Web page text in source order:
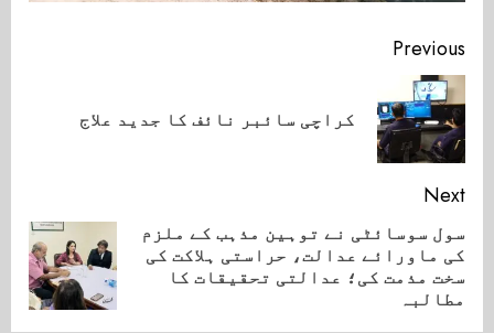
Continue
Reading
Previous
کراچی سائبر نائف کا جدید علاج
Next
Next
post:
سول سوسائٹی نے توہین مذہب کے ملزم
کی ماورائے عدالت، حراستی ہلاکت کی
سخت مذمت کی؛ عدالتی تحقیقات کا
مطالبہ